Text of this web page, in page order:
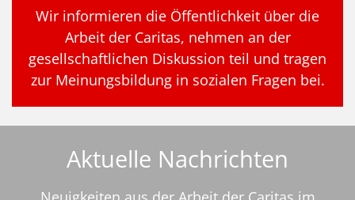
Wir informieren die Öffentlichkeit über die
Arbeit der Caritas, nehmen an der
gesellschaftlichen Diskussion teil und tragen
zur Meinungsbildung in sozialen Fragen bei.
Aktuelle Nachrichten